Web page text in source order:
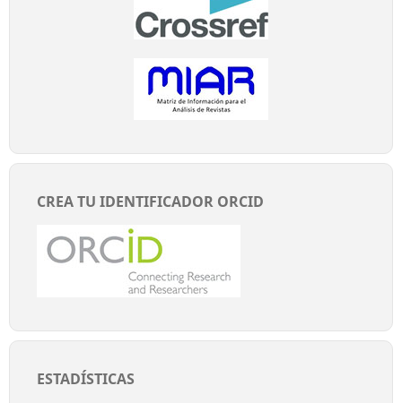
CREA TU IDENTIFICADOR ORCID
ESTADÍSTICAS